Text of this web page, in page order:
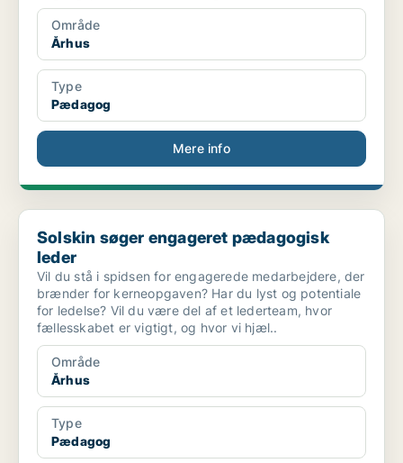
Område
Århus
Type
Pædagog
Mere info
Solskin søger engageret pædagogisk leder
Solskin søger engageret pædagogisk
leder
Vil du stå i spidsen for engagerede medarbejdere, der
brænder for kerneopgaven? Har du lyst og potentiale
for ledelse? Vil du være del af et lederteam, hvor
fællesskabet er vigtigt, og hvor vi hjæl..
Område
Århus
Type
Pædagog